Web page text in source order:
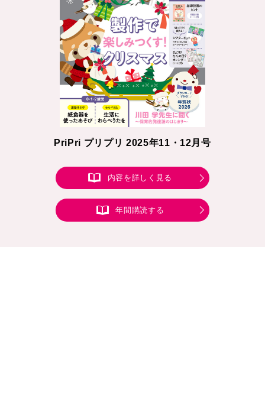
PriPri プリプリ 2025年11・12月号
内容を詳しく見る
年間購読する